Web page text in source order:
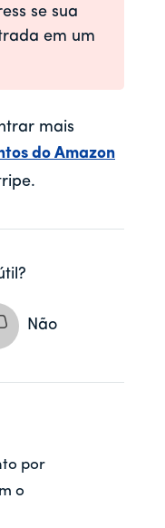
se sua
em um
mais
do Amazon
Não
por
o